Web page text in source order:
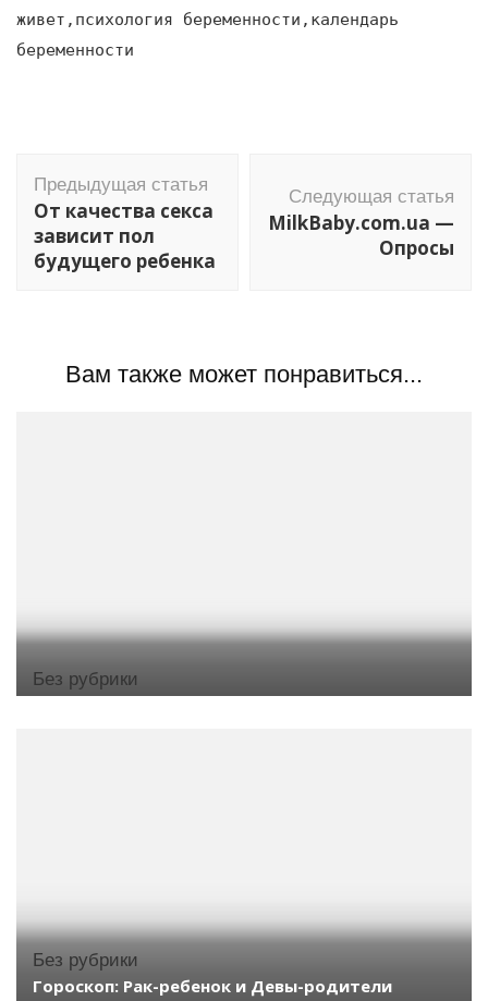
живет,психология беременности,календарь
беременности
по
записям
Предыдущая статья
От качества секса
зависит пол
будущего ребенка
Следующая статья
MilkBaby.com.ua —
Опросы
Вам также может понравиться...
Без рубрики
Без рубрики
Гороскоп: Рак-ребенок и Девы-родители